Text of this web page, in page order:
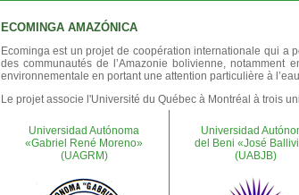
ECOMINGA AMAZÓNICA
Ecominga est un projet de coopération internationale qui a
des communautés de l’Amazonie bolivienne,
environnementale en portant une attention particulière à l’eau
Le projet associe l'Université du Québec à Montréal à trois
Universidad Autónoma
«Gabriel René Moreno»
(UAGRM)
Universidad
del Beni «José
(UABJB)